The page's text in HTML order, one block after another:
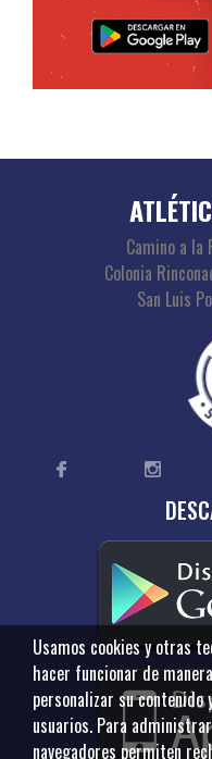
Camino a la
Colonia
San Luis
Usamos cookies y otras
hacer funcionar de
personalizar su contenido
usuarios. Para
navegadores permiten